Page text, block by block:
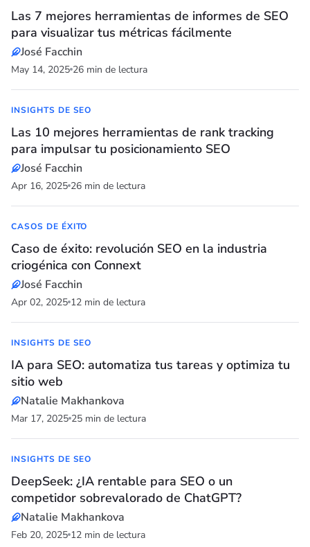
Las 7 mejores herramientas de informes de SEO
para visualizar tus métricas fácilmente
José Facchin
May 14, 2025 26 min de lectura
INSIGHTS DE SEO
Las 10 mejores herramientas de rank tracking
para impulsar tu posicionamiento SEO
José Facchin
Apr 16, 2025 26 min de lectura
CASOS DE ÉXITO
Caso de éxito: revolución SEO en la industria
criogénica con Connext
José Facchin
Apr 02, 2025 12 min de lectura
INSIGHTS DE SEO
IA para SEO: automatiza tus tareas y optimiza tu
sitio web
Natalie Makhankova
Mar 17, 2025 25 min de lectura
INSIGHTS DE SEO
DeepSeek: ¿IA rentable para SEO o un
competidor sobrevalorado de ChatGPT?
Natalie Makhankova
Feb 20, 2025 12 min de lectura